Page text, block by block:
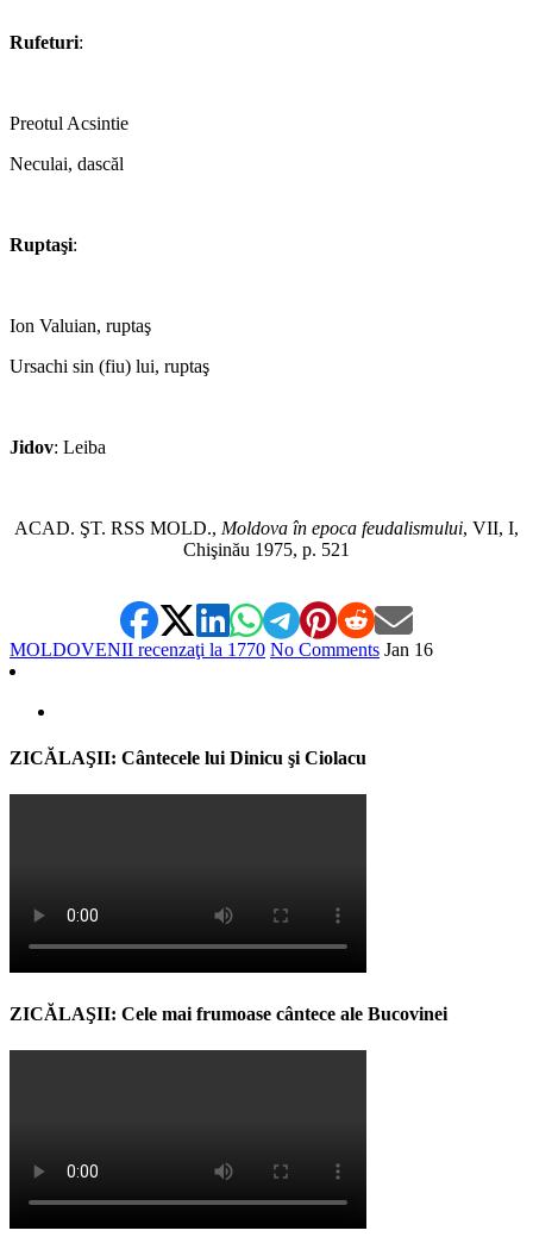
Rufeturi:
Preotul Acsintie
Neculai, dascăl
Ruptaşi:
Ion Valuian, ruptaş
Ursachi sin (fiu) lui, ruptaş
Jidov: Leiba
ACAD. ŞT. RSS MOLD., Moldova în epoca feudalismului, VII, I,
Chişinău 1975, p. 521
MOLDOVENII recenzaţi la 1770 No Comments Jan 16
ZICĂLAŞII: Cântecele lui Dinicu şi Ciolacu
ZICĂLAŞII: Cele mai frumoase cântece ale Bucovinei